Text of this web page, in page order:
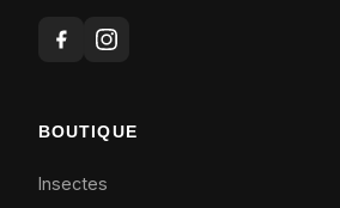
BOUTIQUE
Insectes